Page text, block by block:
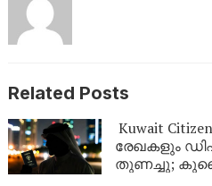
Related Posts
Kuwait
രേഖകളും
തുണച്ചു;